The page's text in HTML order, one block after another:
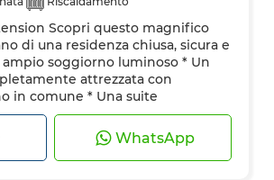
Cucina attrezzata
Frigorifero
Scopri questo magnifico
di una residenza chiusa, sicura e
soggiorno luminoso * Un
attrezzata con
in comune * Una suite
* 1...
WhatsApp